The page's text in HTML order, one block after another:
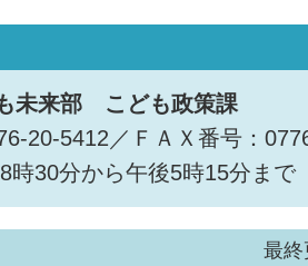
未来部 こども政策課
20-5412／ＦＡＸ番号：
時30分から午後5時15分まで
最終